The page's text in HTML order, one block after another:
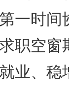
一时间
职空窗
业、稳